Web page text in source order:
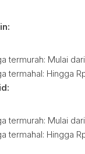
termurah: Mulai
termahal: Hingga
termurah: Mulai
termahal: Hingga